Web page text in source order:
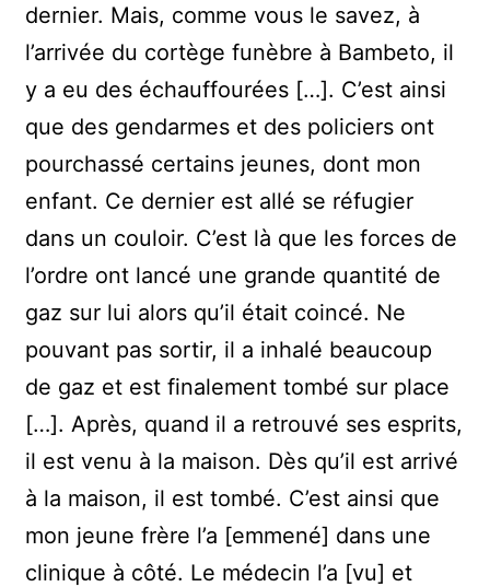
dernier. Mais, comme vous le savez, à
l’arrivée du cortège funèbre à Bambeto, il
y a eu des échauffourées […]. C’est ainsi
que des gendarmes et des policiers ont
pourchassé certains jeunes, dont mon
enfant. Ce dernier est allé se réfugier
dans un couloir. C’est là que les forces de
l’ordre ont lancé une grande quantité de
gaz sur lui alors qu’il était coincé. Ne
pouvant pas sortir, il a inhalé beaucoup
de gaz et est finalement tombé sur place
[…]. Après, quand il a retrouvé ses esprits,
il est venu à la maison. Dès qu’il est arrivé
à la maison, il est tombé. C’est ainsi que
mon jeune frère l’a [emmené] dans une
clinique à côté. Le médecin l’a [vu] et